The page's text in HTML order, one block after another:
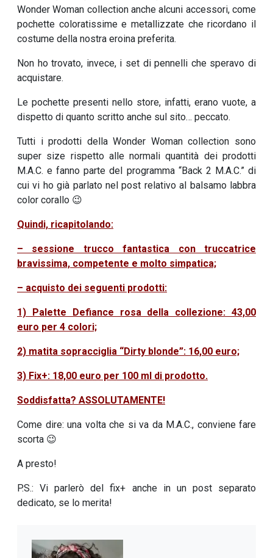
Wonder Woman collection anche alcuni accessori, come
pochette coloratissime e metallizzate che ricordano il
costume della nostra eroina preferita.
Non ho trovato, invece, i set di pennelli che speravo di
acquistare.
Le pochette presenti nello store, infatti, erano vuote, a
dispetto di quanto scritto anche sul sito… peccato.
Tutti i prodotti della Wonder Woman collection sono
super size rispetto alle normali quantità dei prodotti
M.A.C. e fanno parte del programma “Back 2 M.A.C.” di
cui vi ho già parlato nel post relativo al balsamo labbra
color corallo 😉
Quindi, ricapitolando:
– sessione trucco fantastica con truccatrice
bravissima, competente e molto simpatica;
– acquisto dei seguenti prodotti:
1) Palette Defiance rosa della collezione: 43,00
euro per 4 colori;
2) matita sopracciglia “Dirty blonde”: 16,00 euro;
3) Fix+: 18,00 euro per 100 ml di prodotto.
Soddisfatta? ASSOLUTAMENTE!
Come dire: una volta che si va da M.A.C., conviene fare
scorta 😉
A presto!
P.S.: Vi parlerò del fix+ anche in un post separato
dedicato, se lo merita!